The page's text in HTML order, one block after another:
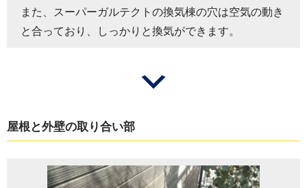
また、スーパーガルテクトの換気棟の穴は空気の動き
と合っており、しっかりと換気ができます。
屋根と外壁の取り合い部